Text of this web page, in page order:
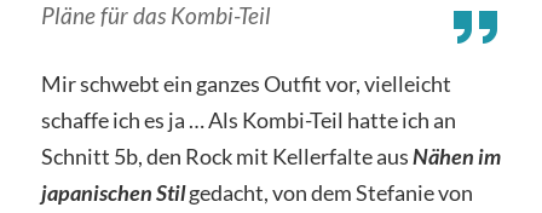
Pläne für das Kombi-Teil
Mir schwebt ein ganzes Outfit vor, vielleicht
schaffe ich es ja … Als Kombi-Teil hatte ich an
Schnitt 5b, den Rock mit Kellerfalte ausNähen im
japanischen Stilgedacht, von dem Stefanie von